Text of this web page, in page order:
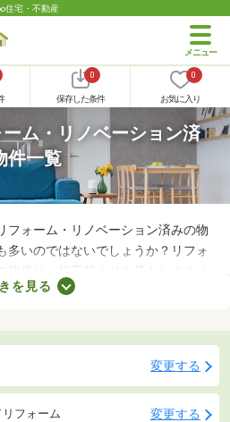
住宅・不動産
0
保存した条件
0
お気に入り
ム・リノベーション済
件一覧
フォーム・リノベーション済みの物
多いのではないでしょうか？リフォ
物件は、施工前よりも暮らしやすく
住みやすさを感じられる最良の物件
しますので、ぜひチェックしてみて
を見る
変更する
フォーム 変更する